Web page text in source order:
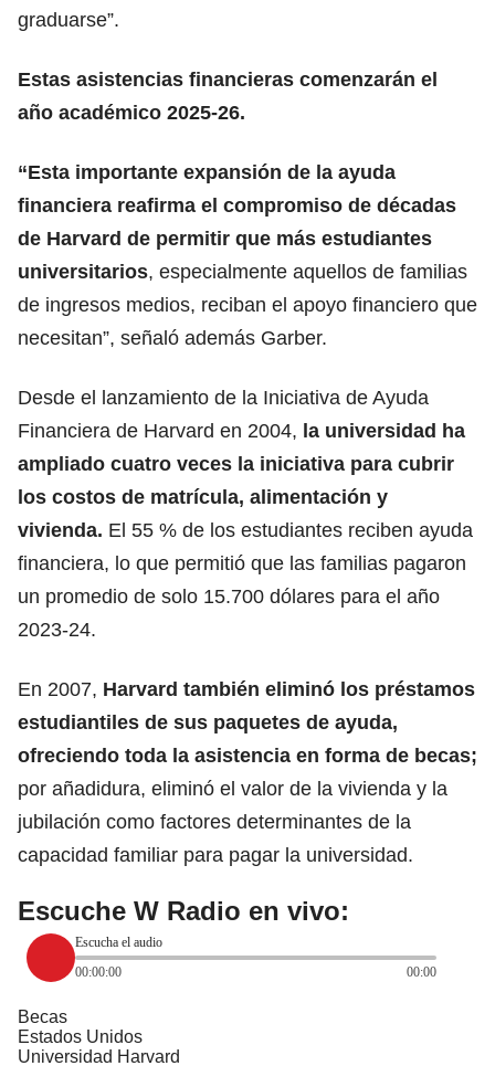
graduarse”.
Estas asistencias financieras comenzarán el
año académico 2025-26.
“Esta importante expansión de la ayuda
financiera reafirma el compromiso de décadas
de Harvard de permitir que más estudiantes
universitarios, especialmente aquellos de familias
de ingresos medios, reciban el apoyo financiero que
necesitan”, señaló además Garber.
Desde el lanzamiento de la Iniciativa de Ayuda
Financiera de Harvard en 2004, la universidad ha
ampliado cuatro veces la iniciativa para cubrir
los costos de matrícula, alimentación y
vivienda. El 55 % de los estudiantes reciben ayuda
financiera, lo que permitió que las familias pagaron
un promedio de solo 15.700 dólares para el año
2023-24.
En 2007, Harvard también eliminó los préstamos
estudiantiles de sus paquetes de ayuda,
ofreciendo toda la asistencia en forma de becas;
por añadidura, eliminó el valor de la vivienda y la
jubilación como factores determinantes de la
capacidad familiar para pagar la universidad.
Escuche W Radio en vivo:
Escucha el audio
00:00:00
00:00
Becas
Estados Unidos
Universidad Harvard